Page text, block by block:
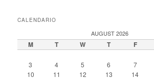
CALENDARIO
AUGUST 2026
M T W T F
3
4 5 6 7
10
11 12 13 14